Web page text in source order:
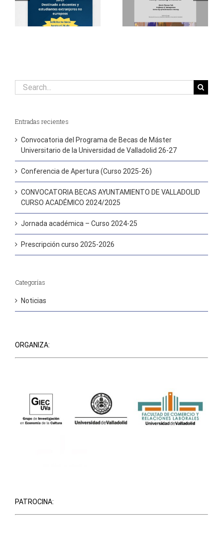
Convocatoria
de Valladolid
26-27
Search
for:
Entradas recientes
Convocatoria del Programa de Becas de Máster
Universitario de la Universidad de Valladolid 26-27
Conferencia de Apertura (Curso 2025-26)
CONVOCATORIA BECAS AYUNTAMIENTO DE VALLADOLID
CURSO ACADÉMICO 2024/2025
Jornada académica – Curso 2024-25
Prescripción curso 2025-2026
Categorías
Noticias
ORGANIZA:
PATROCINA: